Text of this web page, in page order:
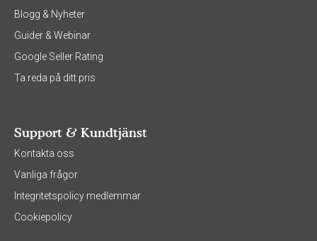
Blogg & Nyheter
Guider & Webinar
Google Seller Rating
Ta reda på ditt pris
Support & Kundtjänst
Kontakta oss
Vanliga frågor
Integritetspolicy medlemmar
Cookiepolicy